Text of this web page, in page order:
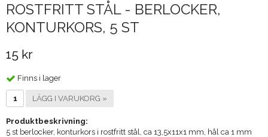
ROSTFRITT STÅL - BERLOCKER,
KONTURKORS, 5 ST
15 kr
Finns i lager
LÄGG I VARUKORG »
Produktbeskrivning:
5 st berlocker, konturkors i rostfritt stål, ca 13,5x11x1 mm, hål ca 1 mm